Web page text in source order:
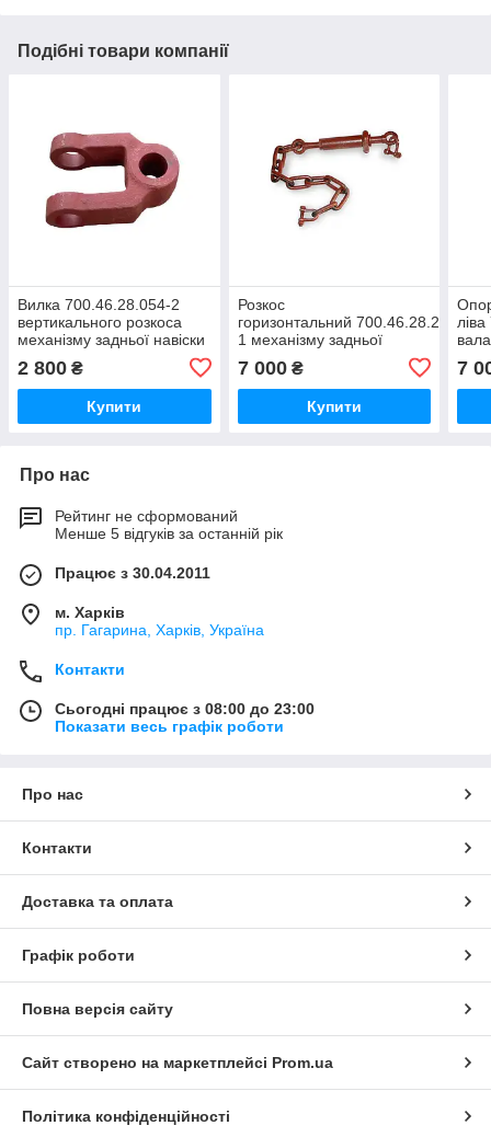
Подібні товари компанії
Вилка 700.46.28.054-2
вертикального розкоса
механізму задньої навіски
трактора Кіровець К-700,
К-701
2 800 ₴
Купити
Розкос
горизонтальний 700.46.28.290-
1 механізму задньої
Кировець К-700, К-700А,
К-701,К-744
7 000₴
Купити
К-
7
Про нас
Рейтинг не сформований
Менше 5 відгуків за останній рік
Працює з 30.04.2011
м. Харків
пр. Гагарина, Харків, Україна
Контакти
Сьогодні працює з 08:00 до 23:00
Показати весь графік роботи
Про нас
Контакти
Доставка та оплата
Графік роботи
Повна версія сайту
Сайт створено на маркетплейсі Prom.ua
Політика конфіденційності